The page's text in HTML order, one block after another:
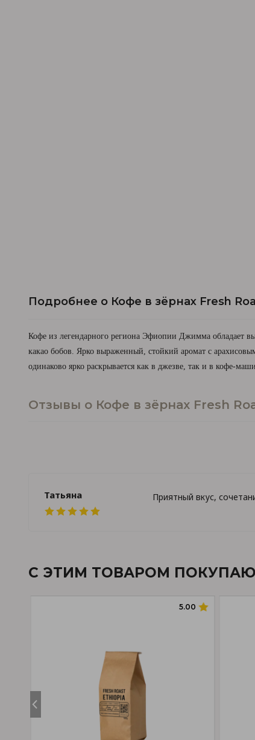
Подробнее о Кофе в зёрнах Fresh
Кофе из легендарного региона Эфиопии Джимма обладает
какао бобов. Ярко выраженный, стойкий аромат с
одинаково ярко раскрывается как в джезве, так и в кофе-
Отзывы о Кофе в зёрнах Fresh
Татьяна Приятный вкус,
С ЭТИМ ТОВАРОМ
5.00